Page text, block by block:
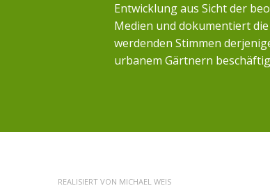
Entwicklung aus Sicht der
Medien und dokumentiert
werdenden Stimmen
urbanem Gärtnern
REALISIERT VON MICHAEL WEIS